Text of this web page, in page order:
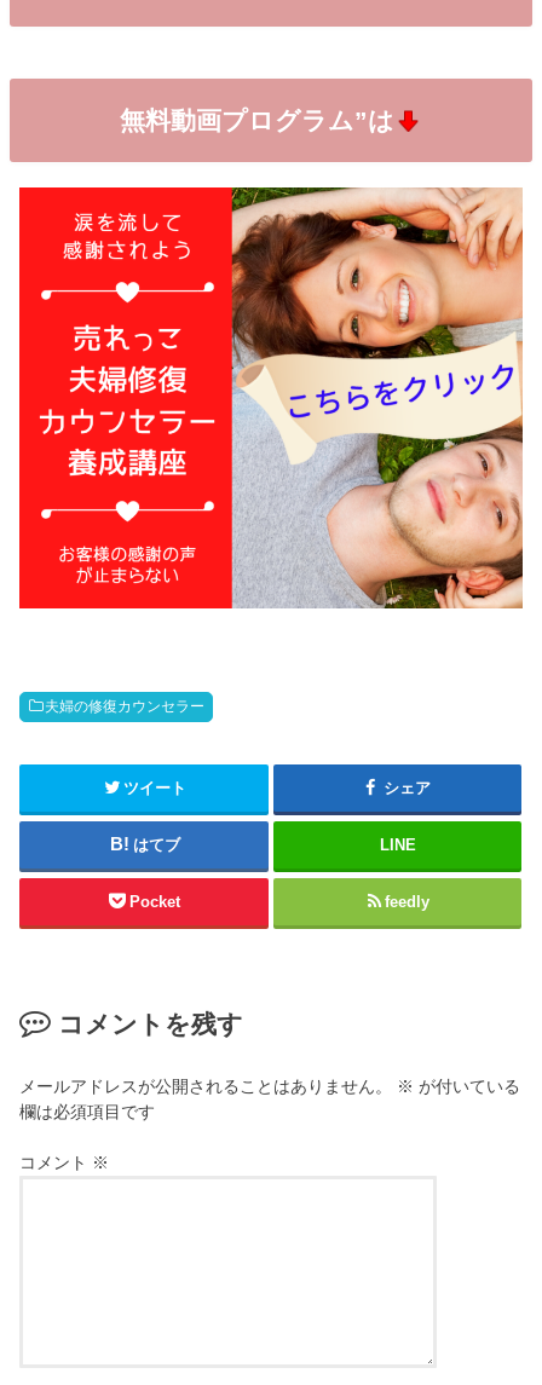
無料動画プログラム”は
夫婦の修復カウンセラー
ツイート シェア
はてブ LINE
Pocket feedly
コメントを残す
メールアドレスが公開されることはありません。 ※ が付いている
欄は必須項目です
コメント ※